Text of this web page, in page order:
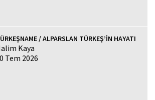
/ ALPARSLAN TÜRKEŞ’İN HAYATI
Kaya
Tem 2026